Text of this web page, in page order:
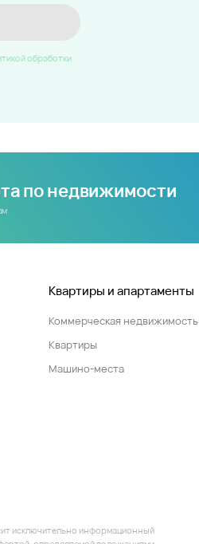
обработки
по недвижимости
Квартиры и апартаменты
Коммерческая недвижимость
Квартиры
Машино-места
исключительно информационный